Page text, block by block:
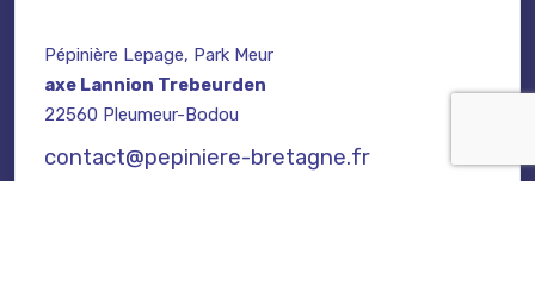
Pépinière Lepage, Park Meur
axe Lannion Trebeurden
22560 Pleumeur-Bodou
contact@pepiniere-bretagne.fr